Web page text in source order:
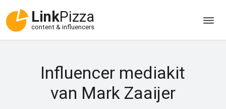
LinkPizza
content & influencers
Influencer mediakit
van Mark Zaaijer